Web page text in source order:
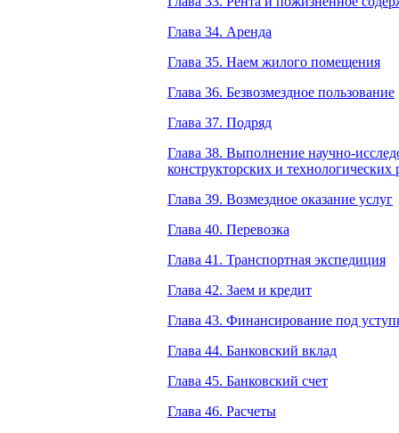
Глава 34. Аренда
Глава 35. Наем жилого помещения
Глава 36. Безвозмездное пользование
Глава 37. Подряд
Глава 38. Выполнение научно-
конструкторских и технологических
Глава 39. Возмездное оказание услуг
Глава 40. Перевозка
Глава 41. Транспортная экспедиция
Глава 42. Заем и кредит
Глава 43. Финансирование под
Глава 44. Банковский вклад
Глава 45. Банковский счет
Глава 46. Расчеты